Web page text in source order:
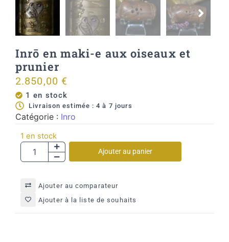
Inrō en maki-e aux oiseaux et
prunier
2.850,00 €
1 en stock
Livraison estimée : 4 à 7 jours
Catégorie : Inro
1 en stock
Ajouter au panier
Ajouter au comparateur
Ajouter à la liste de souhaits